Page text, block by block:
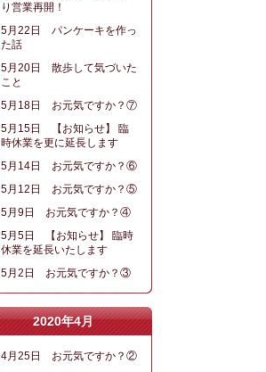
り営業再開！
5月22日 パンケーキを作っ
た話
5月20日 散歩して気づいた
こと
5月18日 お元気ですか？⑦
5月15日 【お知らせ】 臨
時休業を更に延長します
5月14日 お元気ですか？⑥
5月12日 お元気ですか？⑤
5月9日 お元気ですか？④
5月5日 【お知らせ】 臨時
休業を延長いたします
5月2日 お元気ですか？③
2020年4月
4月25日 お元気ですか？②